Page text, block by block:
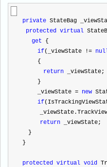
private StateBag
protected virtual
get {
if(_viewState !=
{
return _viewState;
}
_viewState = new
if
return _viewState;
}
}
protected virtual void